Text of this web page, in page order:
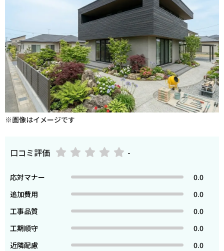
※画像はイメージです
口コミ評価 -
応対マナー
0.0
追加費用
0.0
工事品質
0.0
工期順守
0.0
近隣配慮
0.0